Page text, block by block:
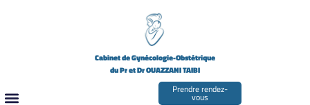
Cabinet de Gynécologie-Obstétrique
du Pr et Dr OUAZZANI TAIBI
Prendre rendez-
vous